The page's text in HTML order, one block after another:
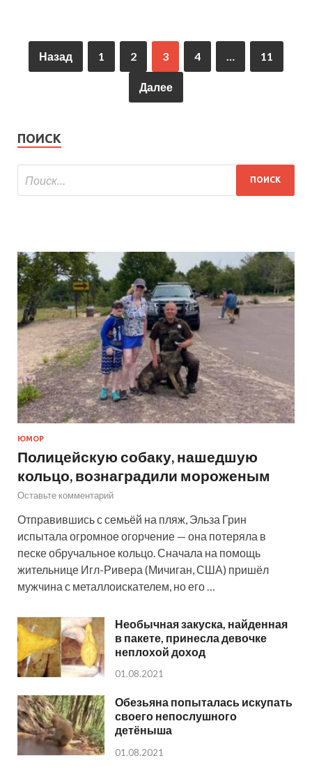
Назад 1 2 3 4 11
Далее
ПОИСК
ЮМОР
Полицейскую собаку, нашедшую
кольцо, вознаградили мороженым
Оставьте комментарий
Отправившись с семьёй на пляж, Эльза Грин
испытала огромное огорчение — она потеряла в
песке обручальное кольцо. Сначала на помощь
жительнице Игл-Ривера (Мичиган, США) пришёл
мужчина с металлоискателем, но его …
Необычная закуска, найденная
в пакете, принесла девочке
неплохой доход
01.08.2021
Обезьяна попыталась искупать
своего непослушного
детёныша
01.08.2021